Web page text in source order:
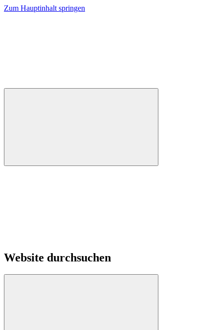
Zum Hauptinhalt springen
Website durchsuchen